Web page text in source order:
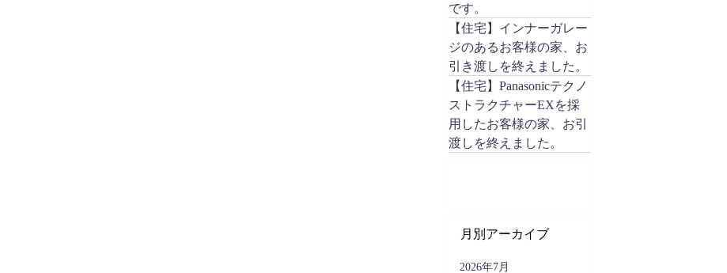
です。
【住宅】インナーガレー
ジのあるお客様の家、お
引き渡しを終えました。
【住宅】Panasonicテクノ
ストラクチャーEXを採
用したお客様の家、お引
渡しを終えました。
月別アーカイブ
2026年7月